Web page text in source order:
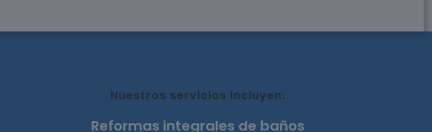
Nuestros servicios incluyen:
Reformas integrales de baños